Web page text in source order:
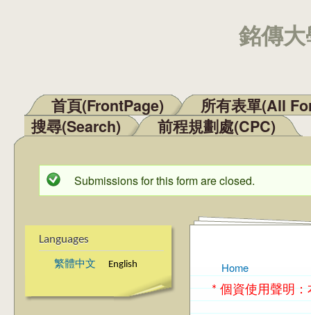
銘傳
Main menu
首頁(FrontPage)
所有表單(All
搜尋(Search)
前程規劃處(CPC)
Status message
Submissions for this form are closed.
Languages
繁體中文 English
You are here
Home
* 個資使用聲明